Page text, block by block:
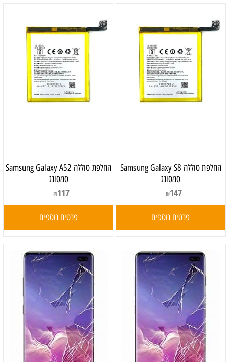
‏החלפת סוללה Samsung Galaxy S8
סמסונג
₪147
פרטים נוספים
‏החלפת סוללה Samsung Galaxy A52
סמסונג
₪117
פרטים נוספים